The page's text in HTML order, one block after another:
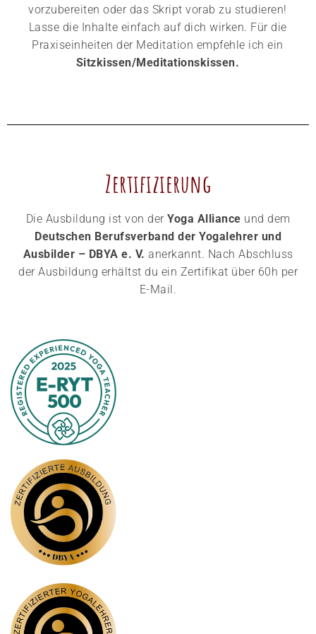
vorzubereiten oder das Skript vorab zu studieren!
Lasse die Inhalte einfach auf dich wirken. Für die
Praxiseinheiten der Meditation empfehle ich ein
Sitzkissen/Meditationskissen.
Zertifizierung
Die Ausbildung ist von der Yoga Alliance und dem
Deutschen Berufsverband der Yogalehrer und
Ausbilder – DBYA e. V. anerkannt. Nach Abschluss
der Ausbildung erhältst du ein Zertifikat über 60h per
E-Mail.